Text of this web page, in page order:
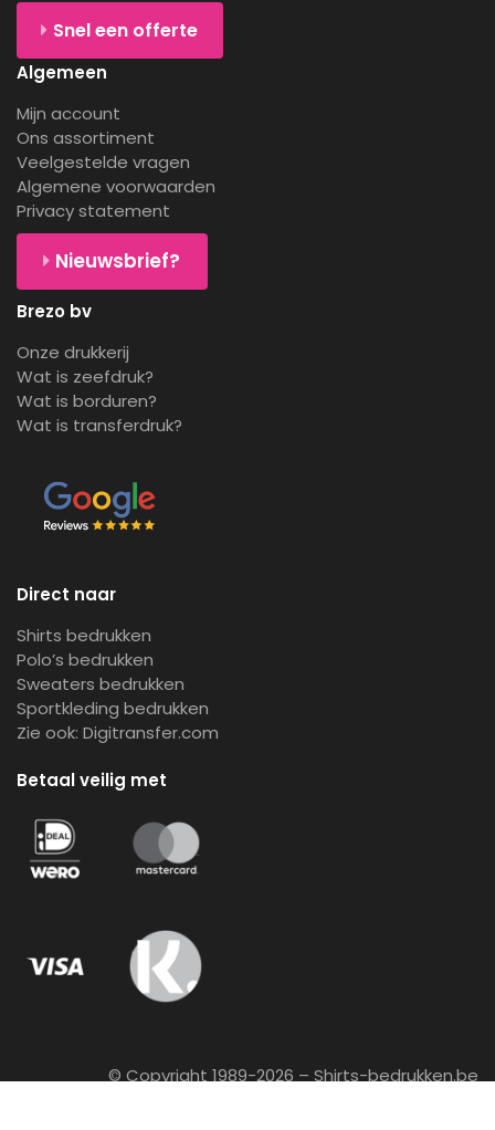
Snel een offerte
Algemeen
Mijn account
Ons assortiment
Veelgestelde vragen
Algemene voorwaarden
Privacy statement
Nieuwsbrief?
Brezo bv
Onze drukkerij
Wat is zeefdruk?
Wat is borduren?
Wat is transferdruk?
Direct naar
Shirts bedrukken
Polo’s bedrukken
Sweaters bedrukken
Sportkleding bedrukken
Zie ook: Digitransfer.com
Betaal veilig met
© Copyright 1989-2026 – Shirts-bedrukken.be